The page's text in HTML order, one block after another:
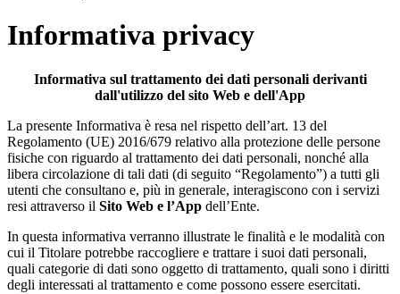
Informativa privacy
Informativa sul trattamento dei dati personali derivanti
dall'utilizzo del sito Web e dell'App
La presente Informativa è resa nel rispetto dell’art. 13 del
Regolamento (UE) 2016/679 relativo alla protezione delle persone
fisiche con riguardo al trattamento dei dati personali, nonché alla
libera circolazione di tali dati (di seguito “Regolamento”) a tutti gli
utenti che consultano e, più in generale, interagiscono con i servizi
resi attraverso il Sito Web e l’App dell’Ente.
In questa informativa verranno illustrate le finalità e le modalità con
cui il Titolare potrebbe raccogliere e trattare i suoi dati personali,
quali categorie di dati sono oggetto di trattamento, quali sono i diritti
degli interessati al trattamento e come possono essere esercitati.